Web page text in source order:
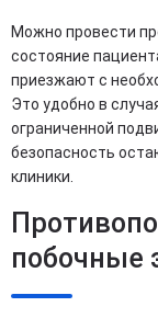
Можно провести
состояние
приезжают с
Это удобно в
ограниченной
безопасность
клиники.
побочные